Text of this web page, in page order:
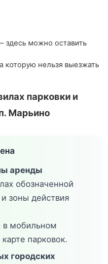
здесь можно оставить
которую нельзя выезжать
парковки и
Марьино
аренды
обозначенной
зоны действия
в мобильном
парковок.
городских